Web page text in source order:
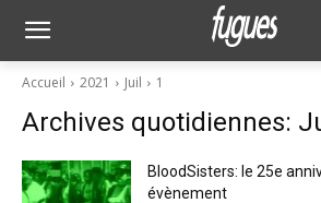
Accueil 2021 Juil 1
Archives quotidiennes:
BloodSisters: le 25e
évènement